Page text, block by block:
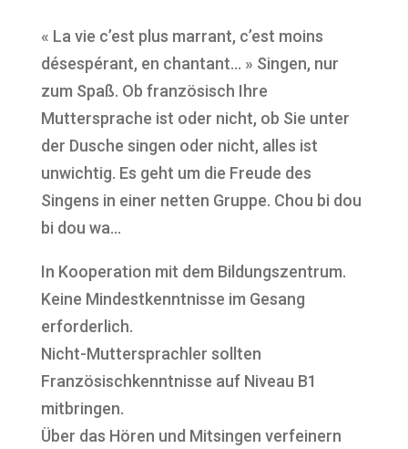
« La vie c’est plus marrant, c’est moins
désespérant, en chantant… » Singen, nur
zum Spaß. Ob französisch Ihre
Muttersprache ist oder nicht, ob Sie unter
der Dusche singen oder nicht, alles ist
unwichtig. Es geht um die Freude des
Singens in einer netten Gruppe. Chou bi dou
bi dou wa…
In Kooperation mit dem Bildungszentrum.
Keine Mindestkenntnisse im Gesang
erforderlich.
Nicht-Muttersprachler sollten
Französischkenntnisse auf Niveau B1
mitbringen.
Über das Hören und Mitsingen verfeinern